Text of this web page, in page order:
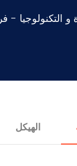
و التكنولوجيا
الهيكل